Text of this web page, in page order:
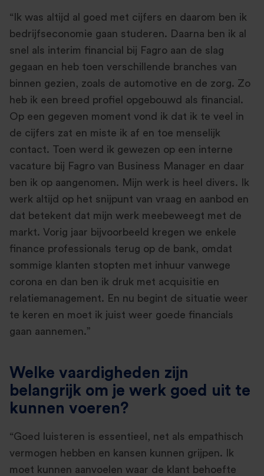
“Ik was altijd al goed met cijfers en daarom ben ik
bedrijfseconomie gaan studeren. Daarna ben ik al
snel als interim financial bij Fagro aan de slag
gegaan en heb toen verschillende branches van
binnen gezien, zoals de automotive en de zorg. Zo
heb ik een breed profiel opgebouwd als financial.
Op een gegeven moment vond ik dat ik te veel in
de cijfers zat en miste ik af en toe menselijk
contact. Toen werd ik gewezen op een interne
vacature bij Fagro van Business Manager en daar
ben ik op aangenomen. Mijn werk is heel divers. Ik
werk altijd op het snijpunt van vraag en aanbod en
dat betekent dat mijn werk meebeweegt met de
markt. Vorig jaar bijvoorbeeld kregen we enkele
finance professionals terug op de bank, omdat
sommige klanten stopten met inhuur vanwege
corona en dan ben ik druk met acquisitie en
relatiemanagement. En nu begint de situatie weer
te keren en moet ik juist weer goede financials
gaan aannemen.”
Welke vaardigheden zijn
belangrijk om je werk goed uit te
kunnen voeren?
“Goed luisteren is essentieel, net als empathisch
vermogen hebben en kansen kunnen grijpen. Ik
moet kunnen aanvoelen waar de klant behoefte